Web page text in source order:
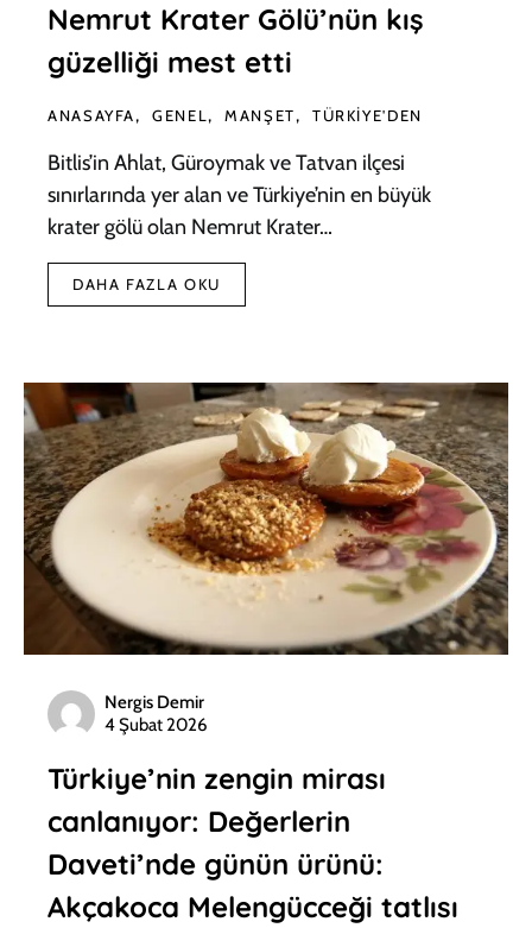
Nemrut Krater Gölü’nün kış
güzelliği mest etti
ANASAYFA GENEL MANŞET TÜRKIYE'DEN
Bitlis’in Ahlat, Güroymak ve Tatvan ilçesi
sınırlarında yer alan ve Türkiye’nin en büyük
krater gölü olan Nemrut Krater…
DAHA FAZLA OKU
Nergis Demir
4 Şubat 2026
Türkiye’nin zengin mirası
canlanıyor: Değerlerin
Daveti’nde günün ürünü:
Akçakoca Melengücceği tatlısı